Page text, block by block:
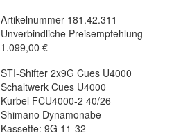
Artikelnummer 181.42.311
Unverbindliche Preisempfehlung
1.099,00 €
STI-Shifter 2x9G Cues U4000
Schaltwerk Cues U4000
Kurbel FCU4000-2 40/26
Shimano Dynamonabe
Kassette: 9G 11-32